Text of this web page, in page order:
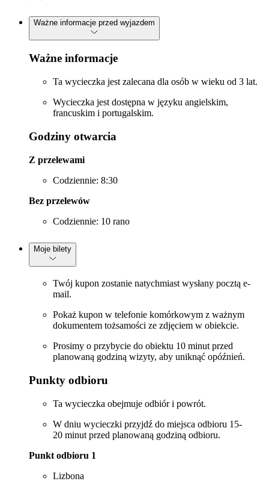
Ważne informacje przed wyjazdem
Ważne informacje
Ta wycieczka jest zalecana dla osób w wieku od 3 lat.
Wycieczka jest dostępna w języku angielskim,
francuskim i portugalskim.
Godziny otwarcia
Z przelewami
Codziennie: 8:30
Bez przelewów
Codziennie: 10 rano
Moje bilety
Twój kupon zostanie natychmiast wysłany pocztą e-
mail.
Pokaż kupon w telefonie komórkowym z ważnym
dokumentem tożsamości ze zdjęciem w obiekcie.
Prosimy o przybycie do obiektu 10 minut przed
planowaną godziną wizyty, aby uniknąć opóźnień.
Punkty odbioru
Ta wycieczka obejmuje odbiór i powrót.
W dniu wycieczki przyjdź do miejsca odbioru 15-
20 minut przed planowaną godziną odbioru.
Punkt odbioru 1
Lizbona